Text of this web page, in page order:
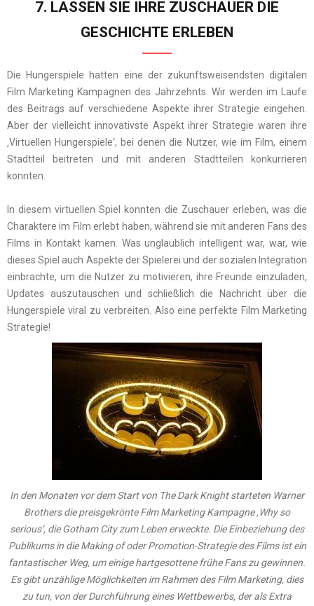
7. LASSEN SIE IHRE ZUSCHAUER DIE
GESCHICHTE ERLEBEN
Die Hungerspiele hatten eine der zukunftsweisendsten digitalen
Film Marketing Kampagnen des Jahrzehnts. Wir werden im Laufe
des Beitrags auf verschiedene Aspekte ihrer Strategie eingehen.
Aber der vielleicht innovativste Aspekt ihrer Strategie waren ihre
‚Virtuellen Hungerspiele‘, bei denen die Nutzer, wie im Film, einem
Stadtteil beitreten und mit anderen Stadtteilen konkurrieren
konnten.
In diesem virtuellen Spiel konnten die Zuschauer erleben, was die
Charaktere im Film erlebt haben, während sie mit anderen Fans des
Films in Kontakt kamen. Was unglaublich intelligent war, war, wie
dieses Spiel auch Aspekte der Spielerei und der sozialen Integration
einbrachte, um die Nutzer zu motivieren, ihre Freunde einzuladen,
Updates auszutauschen und schließlich die Nachricht über die
Hungerspiele viral zu verbreiten. Also eine perfekte Film Marketing
Strategie!
In den Monaten vor dem Start von The Dark Knight starteten Warner
Brothers die preisgekrönteFilm MarketingKampagne ‚Why so
serious‘, die Gotham City zum Leben erweckte. Die Einbeziehung des
Publikums in die Making of oder Promotion-Strategie des Films ist ein
fantastischer Weg, um einige hartgesottene frühe Fans zu gewinnen.
Es gibt unzählige Möglichkeiten im Rahmen desFilm Marketing, dies
zu tun, von der Durchführung eines Wettbewerbs, der als Extra